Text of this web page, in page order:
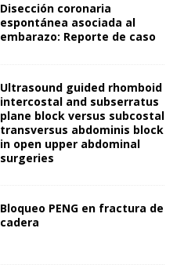
Disección coronaria
espontánea asociada al
embarazo: Reporte de caso
Ultrasound guided rhomboid
intercostal and subserratus
plane block versus subcostal
transversus abdominis block
in open upper abdominal
surgeries
Bloqueo PENG en fractura de
cadera